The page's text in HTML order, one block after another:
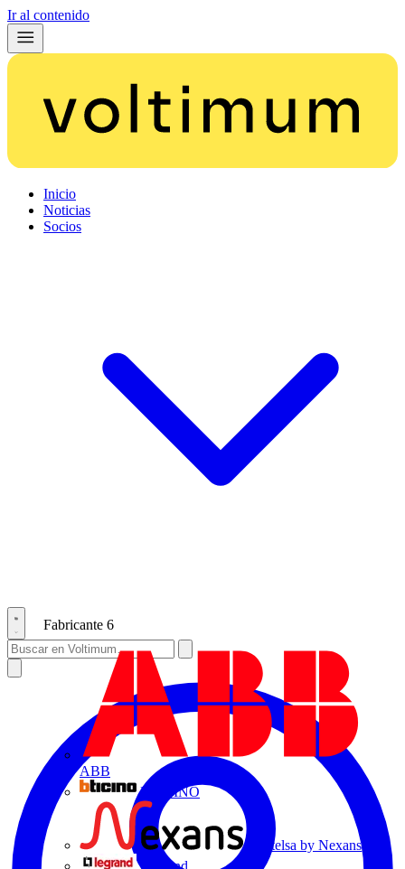
Ir al contenido
Inicio
Noticias
Socios
Fabricante 6
ABB
BTICINO
Centelsa by Nexans
Legrand